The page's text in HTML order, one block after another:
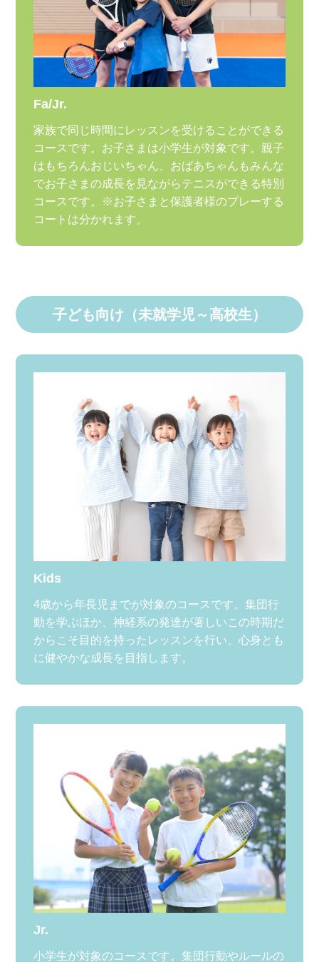
Fa/Jr.
家族で同じ時間にレッスンを受けることができる
コースです。お子さまは小学生が対象です。親子
はもちろんおじいちゃん、おばあちゃんもみんな
でお子さまの成長を見ながらテニスができる特別
コースです。※お子さまと保護者様のプレーする
コートは分かれます。
子ども向け（未就学児～高校生）
Kids
4歳から年長児までが対象のコースです。集団行
動を学ぶほか、神経系の発達が著しいこの時期だ
からこそ目的を持ったレッスンを行い、心身とも
に健やかな成長を目指します。
Jr.
小学生が対象のコースです。集団行動やルールの